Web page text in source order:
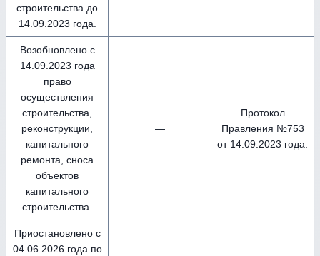
строительства до
14.09.2023 года.
Возобновлено с
14.09.2023 года
право
осуществления
строительства,
реконструкции,
капитального
ремонта, сноса
объектов
капитального
строительства.
—
Протокол
Правления №753
от 14.09.2023 года.
Приостановлено с
04.06.2026 года по